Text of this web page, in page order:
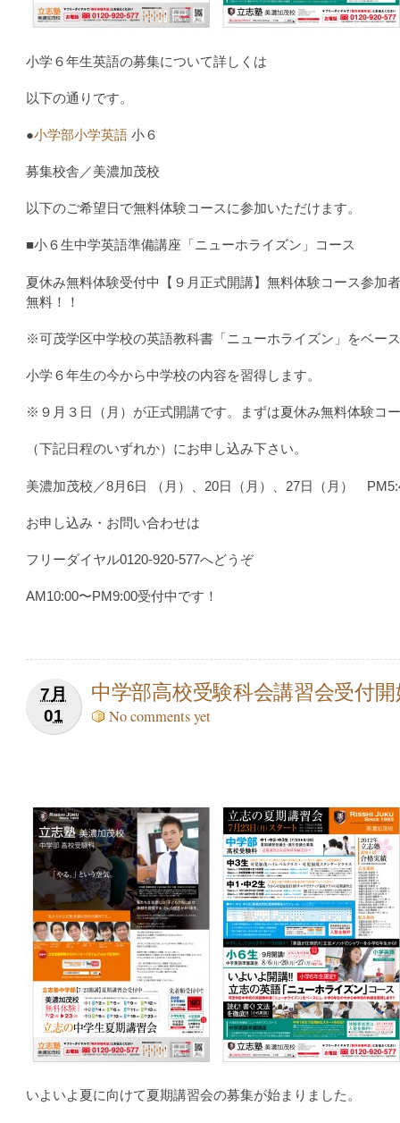
小学６年生英語の募集について詳しくは
以下の通りです。
●小学部小学英語 小６
募集校舎／美濃加茂校
以下のご希望日で無料体験コースに参加いただけます。
■小６生中学英語準備講座「ニューホライズン」コース
夏休み無料体験受付中【９月正式開講】無料体験コース参加
無料！！
※可茂学区中学校の英語教科書「ニューホライズン」をベー
小学６年生の今から中学校の内容を習得します。
※９月３日（月）が正式開講です。まずは夏休み無料体験コ
（下記日程のいずれか）にお申し込み下さい。
美濃加茂校／8月6日 （月）、20日（月）、27日（月）
お申し込み・お問い合わせは
フリーダイヤル0120-920-577へどうぞ
AM10:00〜PM9:00受付中です！
7月
01
中学部高校受験科会講習会受付
No comments yet
いよいよ夏に向けて夏期講習会の募集が始まりました。